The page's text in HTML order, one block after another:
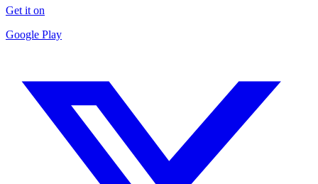
Get it on
Google Play